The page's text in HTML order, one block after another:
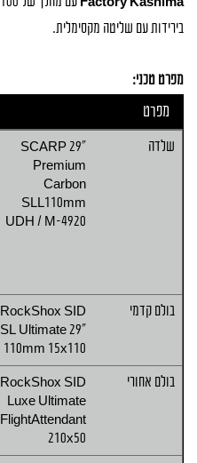
בירידות עם שליטה מקסימלית.
מפרט טכני:
מפרט
שלדה
SCARP 29"
Premium
Carbon
SLL110mm
UDH / M-4920
בולם קדמי
RockShox SID
SL Ultimate 29"
110mm 15x110
בולם אחורי
RockShox SID
Luxe Ultimate
FlightAttendant
210x50